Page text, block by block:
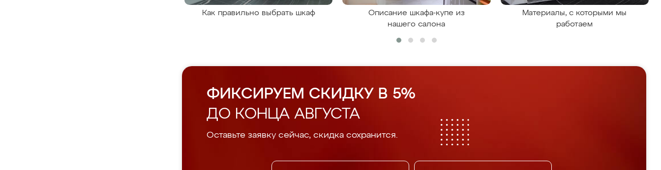
Как правильно выбрать шкаф
Описание шкафа-купе из
нашего салона
Материалы, с которыми мы
работаем
ФИКСИРУЕМ СКИДКУ В 5%
ДО КОНЦА АВГУСТА
Оставьте заявку сейчас, скидка сохранится.